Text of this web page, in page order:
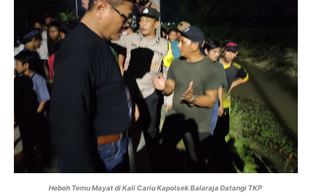
Heboh Temu Mayat di Kali Cariu Kapolsek Balaraja Datangi TKP